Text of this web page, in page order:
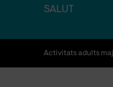
SALUT
Activitats adults